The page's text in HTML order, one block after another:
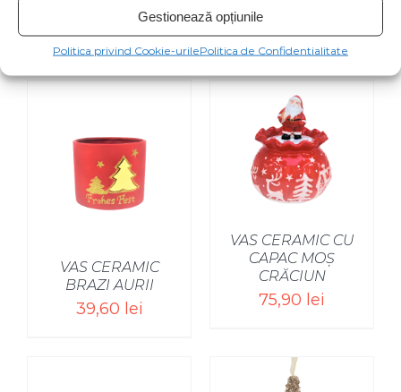
Gestionează opțiunile
Politica privind Cookie-urilePolitica de Confidentialitate
VAS CERAMIC
BRAZI AURII
39,60 lei
VAS CERAMIC CU
CAPAC MOȘ
CRĂCIUN
75,90 lei